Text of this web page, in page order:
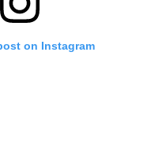
on Instagram